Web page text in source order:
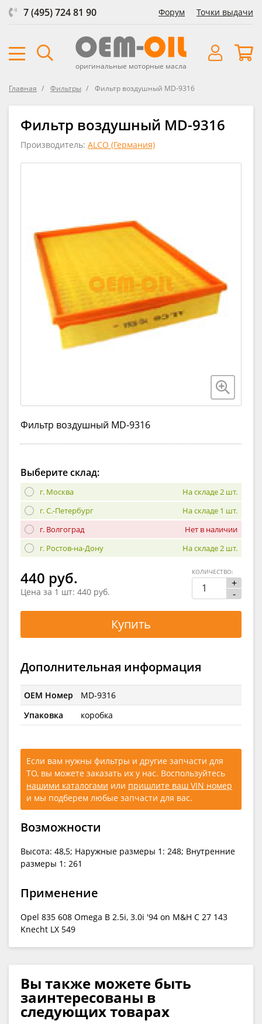
7 (495) 724 81 90 Форум Точки выдачи
оригинальные моторные масла
Главная Фильтры Фильтр воздушный MD-9316
Фильтр воздушный MD-9316
Производитель: ALCO (Германия)
Фильтр воздушный MD-9316
Выберите склад:
г. Москва
На складе 2 шт.
г. С.-Петербург
На складе 1 шт.
г. Волгоград
Нет в наличии
г. Ростов-на-Дону
На складе 2 шт.
440 руб.
Цена за 1 шт: 440 руб.
+
-
КОЛИЧЕСТВО:
Купить
Дополнительная информация
OEM Номер
MD-9316
Упаковка
коробка
Если вам нужны фильтры и другие запчасти для
ТО, вы можете заказать их у нас. Воспользуйтесь
нашими каталогами или пришлите ваш VIN номер
и мы подберем любые запчасти для вас.
Возможности
Высота: 48,5; Наружные размеры 1: 248; Внутренние
размеры 1: 261
Применение
Opel 835 608 Omega B 2.5i, 3.0i '94 on M&H C 27 143
Knecht LX 549
Вы также можете быть
заинтересованы в
следующих товарах